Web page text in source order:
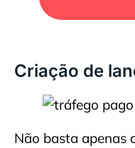
Criação de
Não basta apenas